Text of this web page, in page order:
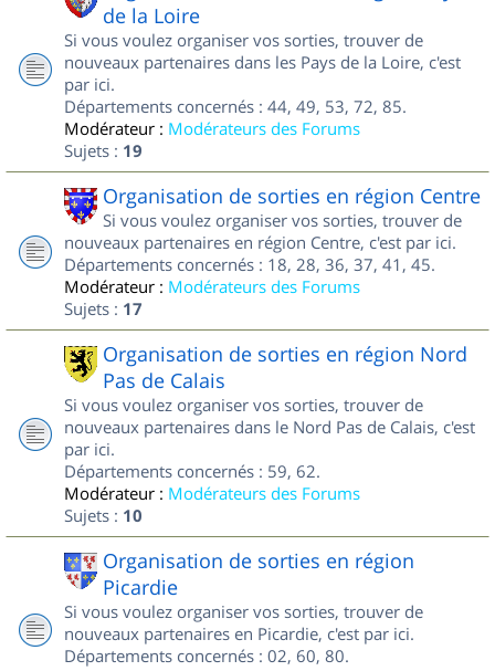
de la Loire
Si vous voulez organiser vos sorties, trouver de
nouveaux partenaires dans les Pays de la Loire, c'est
par ici.
Départements concernés : 44, 49, 53, 72, 85.
Modérateur : Modérateurs des Forums
Sujets : 19
Organisation de sorties en région Centre
Si vous voulez organiser vos sorties, trouver de
nouveaux partenaires en région Centre, c'est par ici.
Départements concernés : 18, 28, 36, 37, 41, 45.
Modérateur : Modérateurs des Forums
Sujets : 17
Organisation de sorties en région Nord
Pas de Calais
Si vous voulez organiser vos sorties, trouver de
nouveaux partenaires dans le Nord Pas de Calais, c'est
par ici.
Départements concernés : 59, 62.
Modérateur : Modérateurs des Forums
Sujets : 10
Organisation de sorties en région
Picardie
Si vous voulez organiser vos sorties, trouver de
nouveaux partenaires en Picardie, c'est par ici.
Départements concernés : 02, 60, 80.